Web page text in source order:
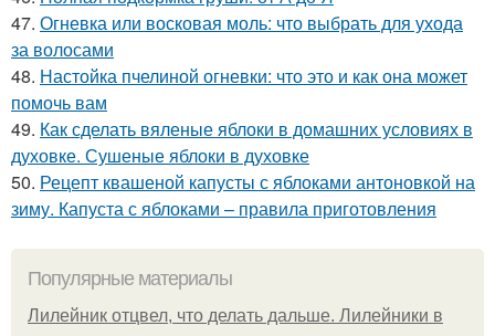
47. Огневка или восковая моль: что выбрать для ухода
за волосами
48. Настойка пчелиной огневки: что это и как она может
помочь вам
49. Как сделать вяленые яблоки в домашних условиях в
духовке. Сушеные яблоки в духовке
50. Рецепт квашеной капусты с яблоками антоновкой на
зиму. Капуста с яблоками – правила приготовления
Популярные материалы
Лилейник отцвел, что делать дальше. Лилейники в